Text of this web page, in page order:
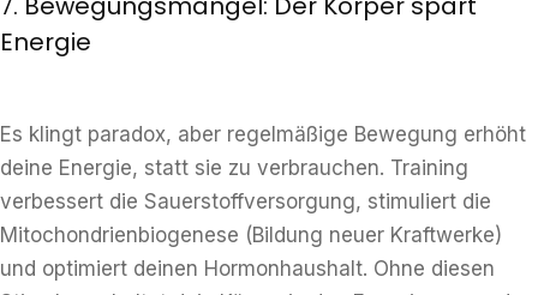
Energie
Es klingt paradox, aber regelmäßige Bewegung erhöht
deine Energie, statt sie zu verbrauchen. Training
verbessert die Sauerstoffversorgung, stimuliert die
Mitochondrienbiogenese (Bildung neuer Kraftwerke)
und optimiert deinen Hormonhaushalt. Ohne diesen